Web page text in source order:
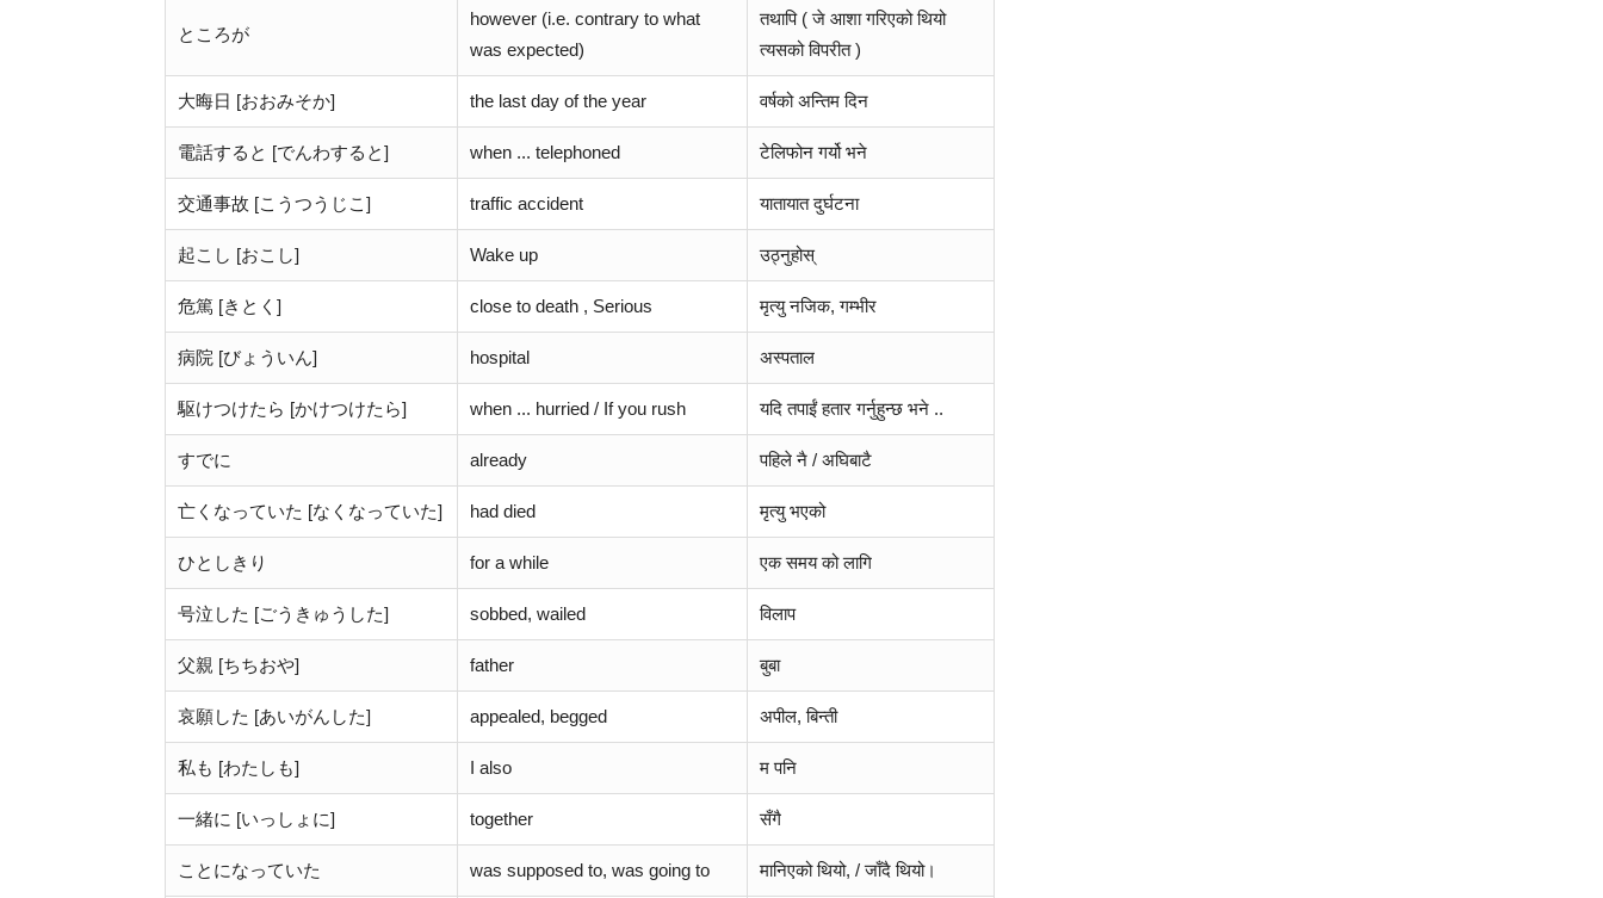
ところが
however (i.e. contrary to what
was expected)
तथापि ( जे आशा गरिएको थियो
त्यसको विपरीत )
大晦日 [おおみそか] the last day of the year वर्षको अन्तिम दिन
電話すると [でんわすると] when ... telephoned टेलिफोन गर्यो भने
交通事故 [こうつうじこ] traffic accident यातायात दुर्घटना
起こし [おこし] Wake up उठ्नुहोस्
危篤 [きとく] close to death , Serious मृत्यु नजिक, गम्भीर
病院 [びょういん] hospital अस्पताल
駆けつけたら [かけつけたら] when ... hurried / If you rush यदि तपाईं हतार गर्नुहुन्छ भने ..
すでに already पहिले नै / अघिबाटै
亡くなっていた [なくなっていた] had died मृत्यु भएको
ひとしきり for a while एक समय को लागि
号泣した [ごうきゅうした] sobbed, wailed विलाप
父親 [ちちおや] father बुबा
哀願した [あいがんした] appealed, begged अपील, बिन्ती
私も [わたしも] I also म पनि
一緒に [いっしょに] together सँगै
ことになっていた was supposed to, was going to मानिएको थियो, / जाँदै थियो।